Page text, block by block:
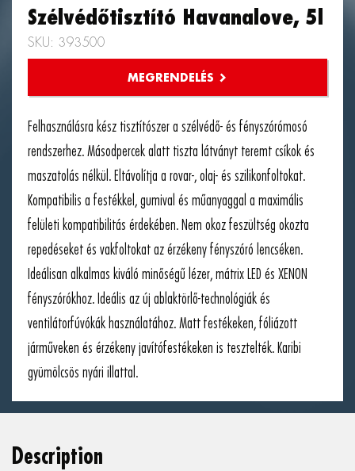
Szélvédőtisztító Havanalove, 5l
SKU: 393500
Felhasználásra kész tisztítószer a szélvédő- és fényszórómosó
rendszerhez. Másodpercek alatt tiszta látványt teremt csíkok és
maszatolás nélkül. Eltávolítja a rovar-, olaj- és szilikonfoltokat.
Kompatibilis a festékkel, gumival és műanyaggal a maximális
felületi kompatibilitás érdekében. Nem okoz feszültség okozta
repedéseket és vakfoltokat az érzékeny fényszóró lencséken.
Ideálisan alkalmas kiváló minőségű lézer, mátrix LED és XENON
fényszórókhoz. Ideális az új ablaktörlő-technológiák és
ventilátorfúvókák használatához. Matt festékeken, fóliázott
járműveken és érzékeny javítófestékeken is tesztelték. Karibi
gyümölcsös nyári illattal.
Description